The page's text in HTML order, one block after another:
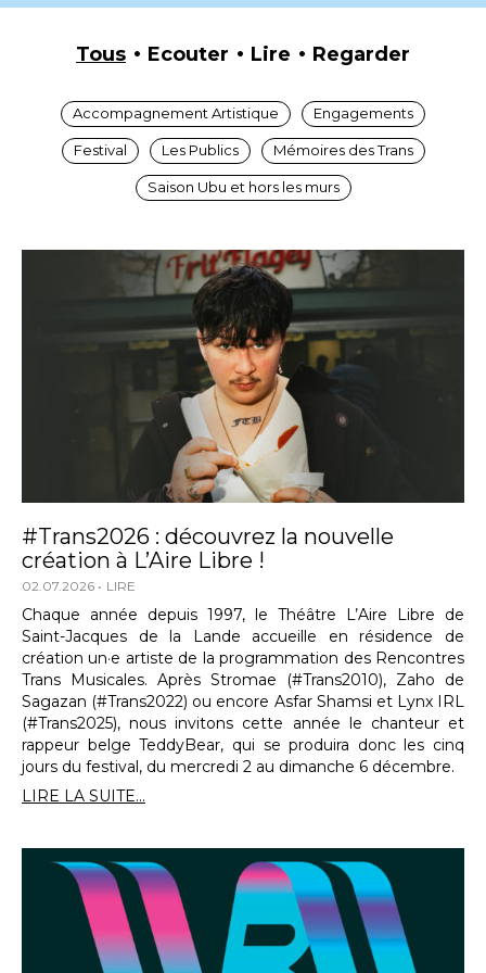
Tous Ecouter Lire Regarder
Accompagnement Artistique Engagements
Festival Les Publics Mémoires des Trans
Saison Ubu et hors les murs
#Trans2026 : découvrez la nouvelle
création à L’Aire Libre !
02.07.2026 LIRE
Chaque année depuis 1997, le Théâtre L’Aire Libre de
Saint-Jacques de la Lande accueille en résidence de
création un·e artiste de la programmation des Rencontres
Trans Musicales. Après Stromae (#Trans2010), Zaho de
Sagazan (#Trans2022) ou encore Asfar Shamsi et Lynx IRL
(#Trans2025), nous invitons cette année le chanteur et
rappeur belge TeddyBear, qui se produira donc les cinq
jours du festival, du mercredi 2 au dimanche 6 décembre.
LIRE LA SUITE...